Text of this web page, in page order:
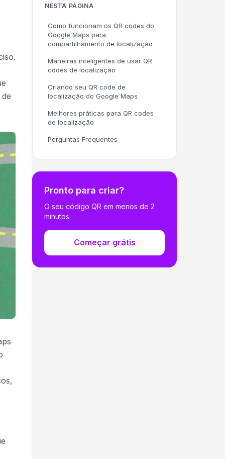
NESTA PÁGINA
Como funcionam os QR codes do
Google Maps para
compartilhamento de localização
Maneiras inteligentes de usar QR
codes de localização
Criando seu QR code de
localização do Google Maps
Melhores práticas para QR codes
de localização
Perguntas Frequentes
Pronto para criar?
O seu código QR em menos de 2
minutos.
Começar grátis